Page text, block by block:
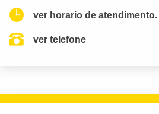
ver horario de atendimento.
ver telefone